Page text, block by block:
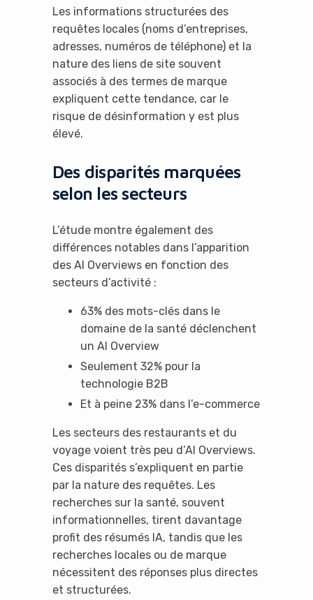
Les informations structurées des
requêtes locales (noms d’entreprises,
adresses, numéros de téléphone) et la
nature des liens de site souvent
associés à des termes de marque
expliquent cette tendance, car le
risque de désinformation y est plus
élevé.
Des disparités marquées
selon les secteurs
L’étude montre également des
différences notables dans l’apparition
des AI Overviews en fonction des
secteurs d’activité :
63% des mots-clés dans le
domaine de la santé déclenchent
un AI Overview
Seulement 32% pour la
technologie B2B
Et à peine 23% dans l’e-commerce
Les secteurs des restaurants et du
voyage voient très peu d’AI Overviews.
Ces disparités s’expliquent en partie
par la nature des requêtes. Les
recherches sur la santé, souvent
informationnelles, tirent davantage
profit des résumés IA, tandis que les
recherches locales ou de marque
nécessitent des réponses plus directes
et structurées.